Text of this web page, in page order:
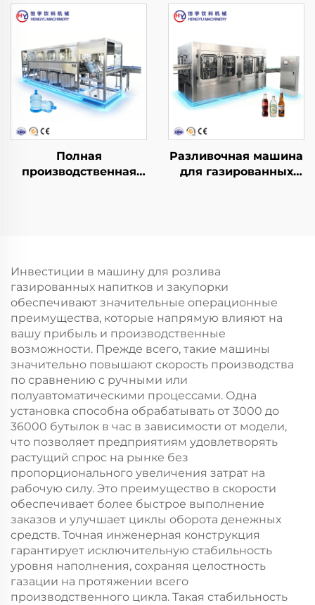
Полная
производственная
Разливочная машина
для газированных
Инвестиции в машину для розлива
газированных напитков и закупорки
обеспечивают значительные операционные
преимущества, которые напрямую влияют на
вашу прибыль и производственные
возможности. Прежде всего, такие машины
значительно повышают скорость производства
по сравнению с ручными или
полуавтоматическими процессами. Одна
установка способна обрабатывать от 3000 до
36000 бутылок в час в зависимости от модели,
что позволяет предприятиям удовлетворять
растущий спрос на рынке без
пропорционального увеличения затрат на
рабочую силу. Это преимущество в скорости
обеспечивает более быстрое выполнение
заказов и улучшает циклы оборота денежных
средств. Точная инженерная конструкция
гарантирует исключительную стабильность
уровня наполнения, сохраняя целостность
газации на протяжении всего
производственного цикла. Такая стабильность